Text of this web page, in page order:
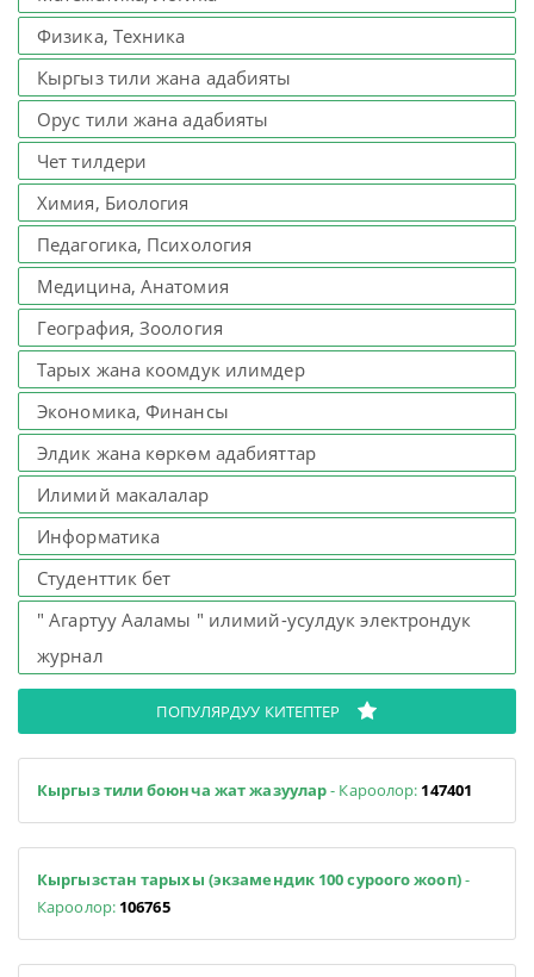
Физика, Техника
Кыргыз тили жана адабияты
Орус тили жана адабияты
Чет тилдери
Химия, Биология
Педагогика, Психология
Медицина, Анатомия
География, Зоология
Тарых жана коомдук илимдер
Экономика, Финансы
Элдик жана көркөм адабияттар
Илимий макалалар
Информатика
Студенттик бет
" Агартуу Ааламы " илимий-усулдук электрондук
журнал
ПОПУЛЯРДУУ КИТЕПТЕР
Кыргыз тили боюнча жат жазуулар- Кароолор: 147401
Кыргызстан тарыхы (экзамендик 100 суроого жооп)-
Кароолор: 106765